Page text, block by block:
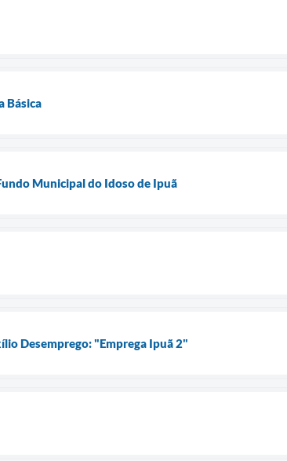
Básica
Municipal do Idoso de Ipuã
Desemprego: "Emprega Ipuã 2"